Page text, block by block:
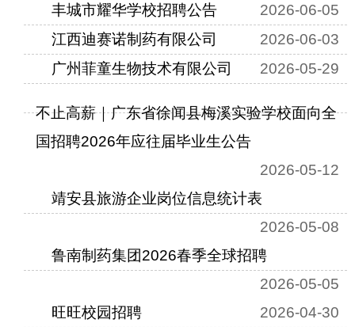
丰城市耀华学校招聘公告
2026-06-05
江西迪赛诺制药有限公司
2026-06-03
广州菲童生物技术有限公司
2026-05-29
不止高薪｜广东省徐闻县梅溪实验学校面向全
国招聘2026年应往届毕业生公告
2026-05-12
靖安县旅游企业岗位信息统计表
2026-05-08
鲁南制药集团2026春季全球招聘
2026-05-05
旺旺校园招聘
2026-04-30